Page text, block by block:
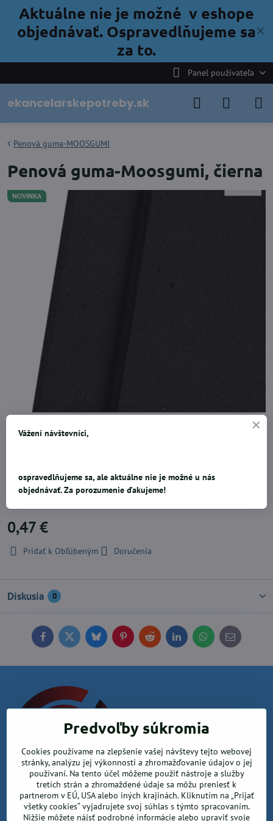
✕
Aktuálne nie je možné v eshope
objednávať. Ospravedlňujeme sa
za to.
Panel používateľa
ekancelarskepotreby.sk
NOVINKA
Penová guma-MOOSGUMI
Penová guma-Moosgumi, čierna
Penová guma Moosgummi je tu novinkou pre vás. Penovku je možno
strihať, ozdobne prešívať, lepiť. Moosgummi sa tiež používa pre
Vhodná je na strihanie, lepenie, tvarovanie. Cena za 1ks. Šírka: 20 cm
Výška: 3 0cm Hrúbka: 2mm.
0,47 €
Pridať k Obľúbeným Doručenia
Diskusia 0
FacebookTwitterBlueskyPinterestReddit LinkedInWhatsApp
E-
mail
Krea office, s.r.o.
Kancelárske potreby
Predvoľby súkromia
Cookies používame na zlepšenie vašej návštevy tejto webovej
stránky, analýzu jej výkonnosti a zhromažďovanie údajov o jej
používaní. Na tento účel môžeme použiť nástroje a služby
tretích strán a zhromaždené údaje sa môžu preniesť k
partnerom v EÚ, USA alebo iných krajinách. Kliknutím na „Prijať
všetky cookies“ vyjadrujete svoj súhlas s týmto spracovaním.
Nižšie môžete nájsť podrobné informácie alebo upraviť svoje
Vážení návštevníci,
ospravedlňujeme sa, ale aktuálne nie je možné u nás
objednávať. Za porozumenie ďakujeme!